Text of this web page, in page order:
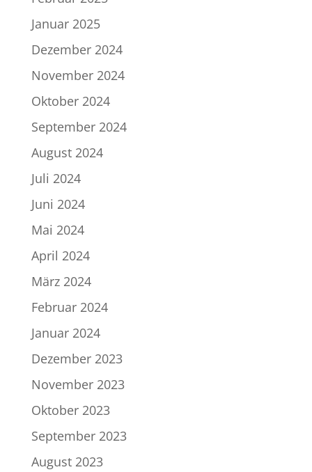
Januar 2025
Dezember 2024
November 2024
Oktober 2024
September 2024
August 2024
Juli 2024
Juni 2024
Mai 2024
April 2024
März 2024
Februar 2024
Januar 2024
Dezember 2023
November 2023
Oktober 2023
September 2023
August 2023